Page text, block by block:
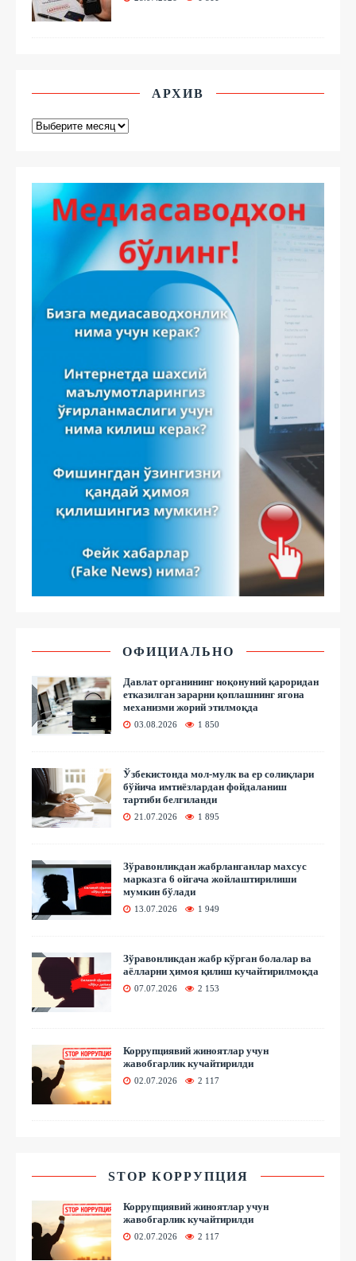
АРХИВ
ОФИЦИАЛЬНО
Давлат органининг ноқонуний қароридан
етказилган зарарни қоплашнинг ягона
механизми жорий этилмоқда
03.08.2026 1 850
Ўзбекистонда мол-мулк ва ер солиқлари
бўйича имтиёзлардан фойдаланиш
тартиби белгиланди
21.07.2026 1 895
Зўравонликдан жабрланганлар махсус
марказга 6 ойгача жойлаштирилиши
мумкин бўлади
13.07.2026 1 949
Зўравонликдан жабр кўрган болалар ва
аёлларни ҳимоя қилиш кучайтирилмоқда
07.07.2026 2 153
Коррупциявий жиноятлар учун
жавобгарлик кучайтирилди
02.07.2026 2 117
STOP КОРРУПЦИЯ
Коррупциявий жиноятлар учун
жавобгарлик кучайтирилди
02.07.2026 2 117